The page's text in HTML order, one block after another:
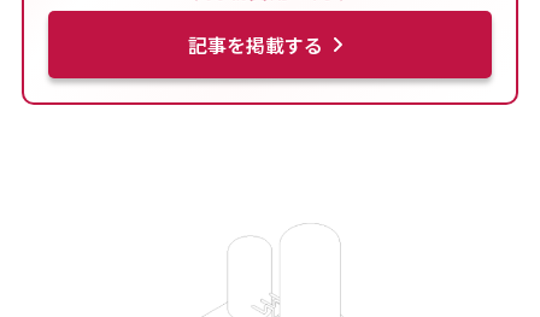
記事を掲載する